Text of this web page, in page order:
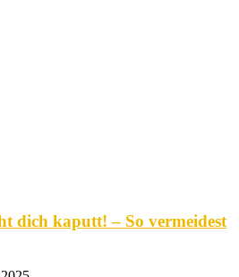
dich kaputt! – So vermeidest